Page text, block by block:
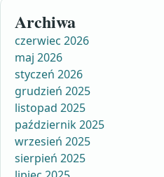
Archiwa
czerwiec 2026
maj 2026
styczeń 2026
grudzień 2025
listopad 2025
październik 2025
wrzesień 2025
sierpień 2025